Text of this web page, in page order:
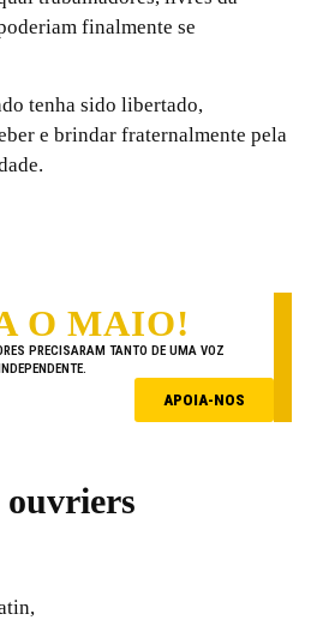
finalmente se
tenha sido libertado,
e brindar fraternalmente pela
O MAIO!
PRECISARAM TANTO DE UMA VOZ
APOIA-NOS
ouvriers